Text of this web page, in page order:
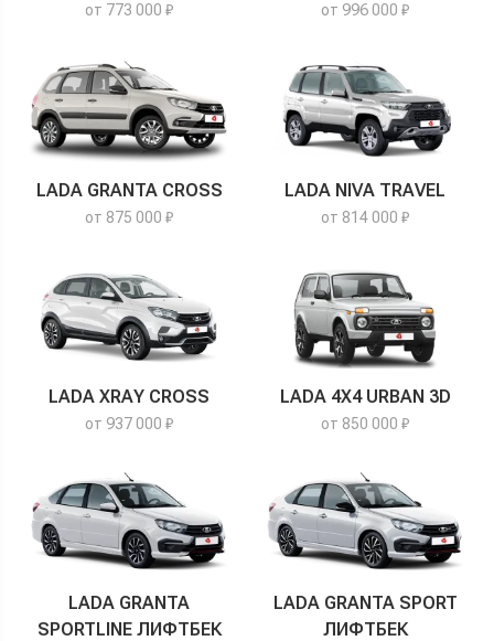
от 773 000 ₽ от 996 000 ₽
LADA GRANTA CROSS
от 875 000 ₽
LADA NIVA TRAVEL
от 814 000 ₽
LADA XRAY CROSS
от 937 000 ₽
LADA 4X4 URBAN 3D
от 850 000 ₽
LADA GRANTA
SPORTLINE ЛИФТБЕК
LADA GRANTA SPORT
ЛИФТБЕК